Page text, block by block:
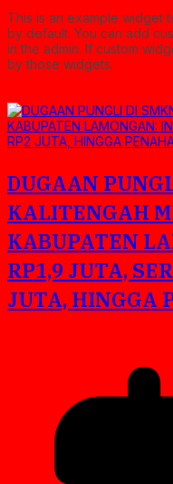
This is an example widget
by default. You can add
in the admin. If custom
by those widgets.
DUGAAN
KALITENGAH
KABUPATEN
RP1,9 JUTA,
JUTA, HINGGA